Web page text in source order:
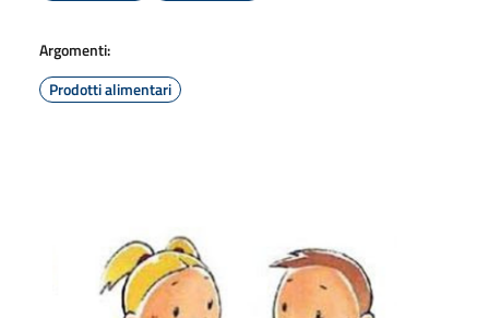
Argomenti:
Prodotti alimentari